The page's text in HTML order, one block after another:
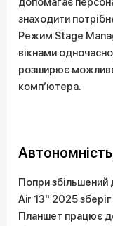
знаходити
Режим Stage
вікнами
розширює
комп’ютера.
Попри збільшений
Air 13" 2025
Планшет працює